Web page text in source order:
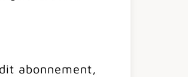
abonnement,